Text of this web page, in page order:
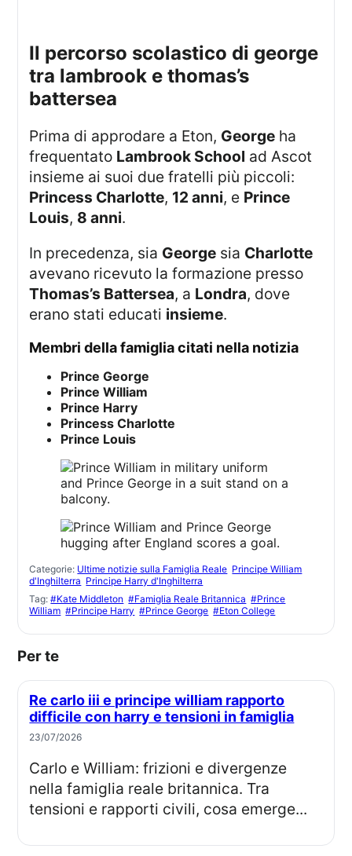
il percorso scolastico di george
tra lambrook e thomas’s
battersea
Prima di approdare a Eton, George ha
frequentato Lambrook School ad Ascot
insieme ai suoi due fratelli più piccoli:
Princess Charlotte, 12 anni, e Prince
Louis, 8 anni.
In precedenza, sia George sia Charlotte
avevano ricevuto la formazione presso
Thomas’s Battersea, a Londra, dove
erano stati educati insieme.
membri della famiglia citati nella notizia
Prince George
Prince William
Prince Harry
Princess Charlotte
Prince Louis
Categorie: Ultime notizie sulla Famiglia Reale Principe William
d'Inghilterra Principe Harry d'Inghilterra
Tag:#Kate Middleton #Famiglia Reale Britannica #Prince
William #Principe Harry #Prince George #Eton College
Per te
Re carlo iii e principe william rapporto
difficile con harry e tensioni in famiglia
23/07/2026
Carlo e William: frizioni e divergenze
nella famiglia reale britannica. Tra
tensioni e rapporti civili, cosa emerge...